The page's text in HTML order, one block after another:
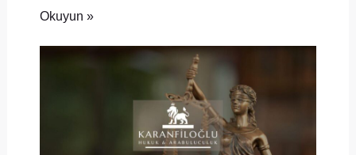
Okuyun »